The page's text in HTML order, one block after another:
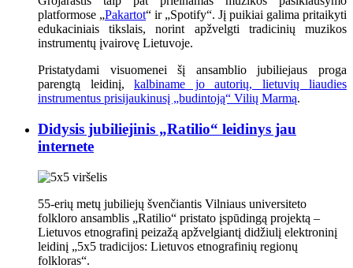
platformose „Pakartot“ ir „Spotify“. Jį puikiai galima pritaikyti
edukaciniais tikslais, norint apžvelgti tradicinių muzikos
instrumentų įvairovę Lietuvoje.
Pristatydami visuomenei šį ansamblio jubiliejaus proga
parengtą leidinį, kalbiname jo autorių, lietuvių liaudies
instrumentus prisijaukinusį „budintoją“ Vilių Marmą.
Didysis jubiliejinis „Ratilio“ leidinys jau
internete
55-erių metų jubiliejų švenčiantis Vilniaus universiteto
folkloro ansamblis „Ratilio“ pristato įspūdingą projektą –
Lietuvos etnografinį peizažą apžvelgiantį didžiulį elektroninį
leidinį „5x5 tradicijos: Lietuvos etnografinių regionų
folkloras“.